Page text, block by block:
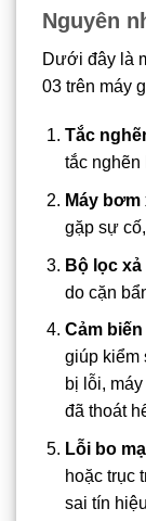
Nguyên
Dưới đây là
03 trên máy
Tắc
tắc nghẽn
Máy
gặp sự
Bộ lọc xả
do cặn
Cảm
giúp kiểm
bị lỗi,
đã thoát
Lỗi bo
hoặc trục
sai tín